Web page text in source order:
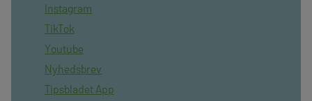
Instagram
TikTok
Youtube
Nyhedsbrev
Tipsbladet App